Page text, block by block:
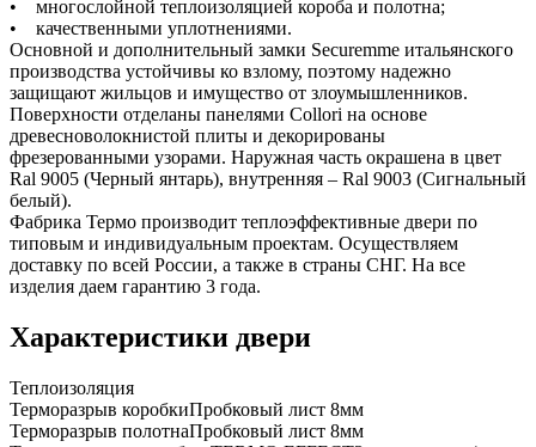
• многослойной теплоизоляцией короба и полотна;
• качественными уплотнениями.
Основной и дополнительный замки Securemme итальянского
производства устойчивы ко взлому, поэтому надежно
защищают жильцов и имущество от злоумышленников.
Поверхности отделаны панелями Collori на основе
древесноволокнистой плиты и декорированы
фрезерованными узорами. Наружная часть окрашена в цвет
Ral 9005 (Черный янтарь), внутренняя – Ral 9003 (Сигнальный
белый).
Фабрика Термо производит теплоэффективные двери по
типовым и индивидуальным проектам. Осуществляем
доставку по всей России, а также в страны СНГ. На все
изделия даем гарантию 3 года.
Характеристики двери
Теплоизоляция
Терморазрыв коробкиПробковый лист 8мм
Терморазрыв полотнаПробковый лист 8мм